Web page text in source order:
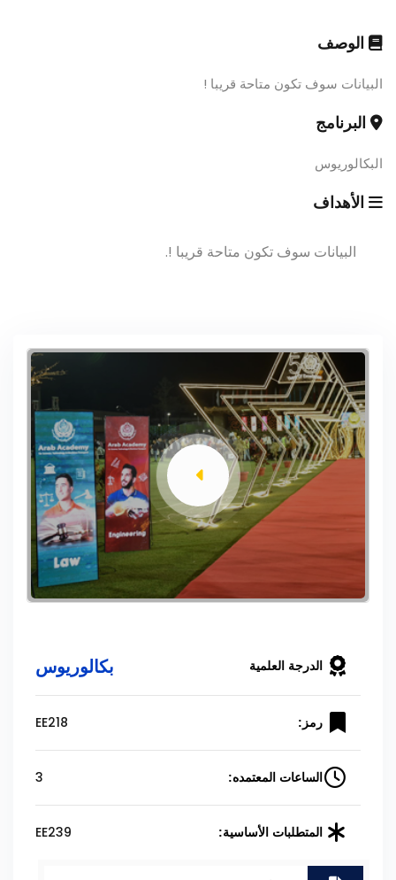
الوصف
البيانات سوف تكون متاحة قريبا !
البرنامج
البكالوريوس
الأهداف
البيانات سوف تكون متاحة قريبا !.
الدرجة العلمية بكالوريوس
رمز: EE218
الساعات المعتمده: 3
المتطلبات الأساسية: EE239